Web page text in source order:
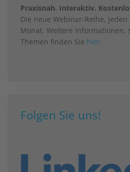
Praxisnah. Interaktiv.
Die neue Webinar-Reihe,
Monat. Weitere Informationen,
Themen finden Sie hier.
Folgen Sie uns!